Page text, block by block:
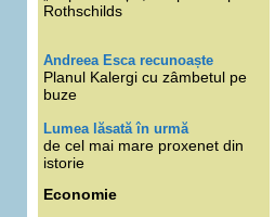
Rothschilds
Andreea Esca recunoaște
Planul Kalergi cu zâmbetul pe
buze
Lumea lăsată în urmă
de cel mai mare proxenet din
istorie
Economie